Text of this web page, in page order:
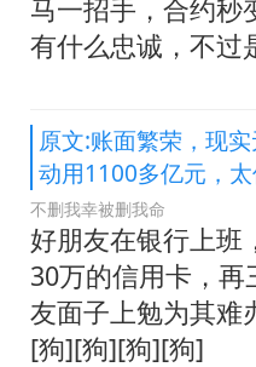
马一招手，合约秒
有什么忠诚，不过
原文:账面繁荣，现
动用1100多亿元，太
不删我幸被删我命
好朋友在银行上班
30万的信用卡，
友面子上勉为其
[狗][狗][狗][狗]